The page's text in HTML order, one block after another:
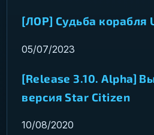
[ЛОР] Судьба корабля
05/07/2023
[Release 3.10. Alpha]
версия Star Citizen
10/08/2020